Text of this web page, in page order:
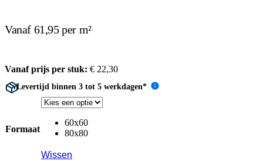
Vanaf 61,95 per m²
Vanaf prijs per stuk: € 22,30
Levertijd binnen 3 tot 5 werkdagen* i
Formaat
60x60
80x80
Wissen